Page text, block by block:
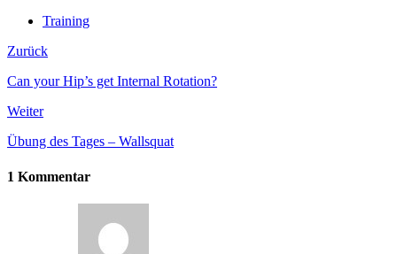
Training
Zurück
Can your Hip’s get Internal Rotation?
Weiter
Übung des Tages – Wallsquat
1 Kommentar